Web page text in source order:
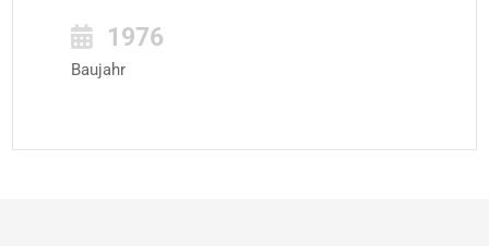
1976
Baujahr